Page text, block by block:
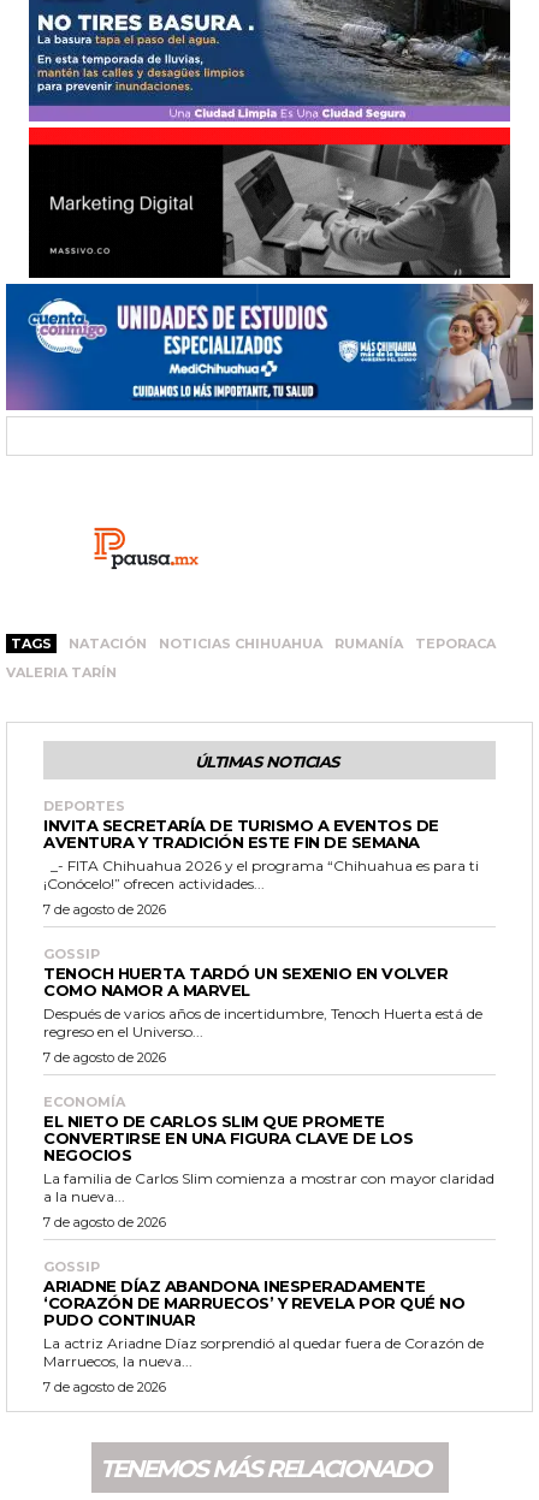
TAGS NATACIÓN NOTICIAS CHIHUAHUA RUMANÍA
TEPORACA
VALERIA TARÍN
ÚLTIMAS NOTICIAS
DEPORTES
INVITA SECRETARÍA DE TURISMO A EVENTOS DE
AVENTURA Y TRADICIÓN ESTE FIN DE SEMANA
¡Conócelo!” ofrecen actividades...
7 de agosto de 2026
GOSSIP
TENOCH HUERTA TARDÓ UN SEXENIO EN VOLVER
COMO NAMOR A MARVEL
Después de varios años de incertidumbre, Tenoch Huerta está de
regreso en el Universo...
7 de agosto de 2026
ECONOMÍA
EL NIETO DE CARLOS SLIM QUE PROMETE
CONVERTIRSE EN UNA FIGURA CLAVE DE LOS
NEGOCIOS
La familia de Carlos Slim comienza a mostrar con mayor claridad
a la nueva...
7 de agosto de 2026
GOSSIP
ARIADNE DÍAZ ABANDONA INESPERADAMENTE
‘CORAZÓN DE MARRUECOS’ Y REVELA POR QUÉ NO
PUDO CONTINUAR
La actriz Ariadne Díaz sorprendió al quedar fuera de Corazón de
Marruecos, la nueva...
7 de agosto de 2026
TENEMOS MÁS RELACIONADO